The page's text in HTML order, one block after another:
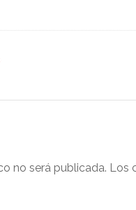
no será publicada. Los